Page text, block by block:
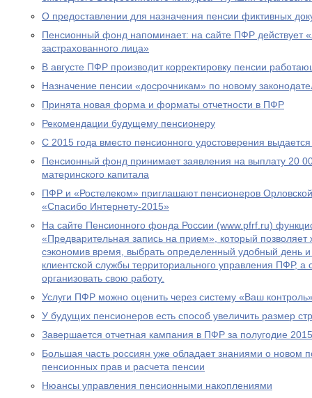
О предоставлении для назначения пенсии фиктивных
Пенсионный фонд напоминает: на сайте ПФР действует
застрахованного лица»
В августе ПФР производит корректировку пенсии
Назначение пенсии «досрочникам» по новому
Принята новая форма и форматы отчетности в ПФР
Рекомендации будущему пенсионеру
С 2015 года вместо пенсионного удостоверения выдается
Пенсионный фонд принимает заявления на выплату 20
материнского капитала
ПФР и «Ростелеком» приглашают пенсионеров Орловской
«Спасибо Интернету-2015»
На сайте Пенсионного фонда России (www.pfrf.ru)
«Предварительная запись на прием», который
сэкономив время, выбрать определенный удобный день
клиентской службы территориального управления ПФР,
организовать свою работу.
Услуги ПФР можно оценить через систему «Ваш
У будущих пенсионеров есть способ увеличить размер
Завершается отчетная кампания в ПФР за полугодие
Большая часть россиян уже обладает знаниями о новом
пенсионных прав и расчета пенсии
Нюансы управления пенсионными накоплениями